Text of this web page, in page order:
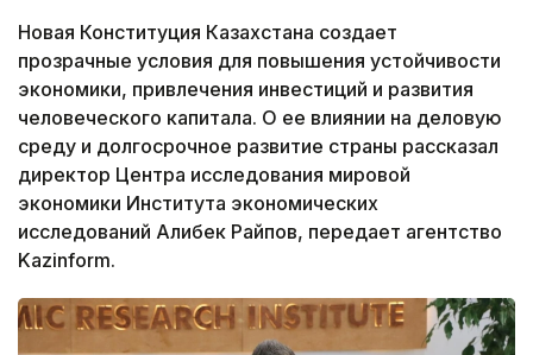
Новая Конституция Казахстана создает
прозрачные условия для повышения устойчивости
экономики, привлечения инвестиций и развития
человеческого капитала. О ее влиянии на деловую
среду и долгосрочное развитие страны рассказал
директор Центра исследования мировой
экономики Института экономических
исследований Алибек Райпов, передает агентство
Kazinform.